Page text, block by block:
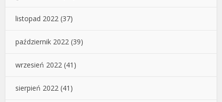
listopad 2022 (37)
październik 2022 (39)
wrzesień 2022 (41)
sierpień 2022 (41)